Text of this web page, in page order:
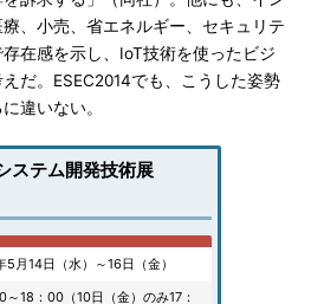
、小売、省エネルギー、セキュリテ
在感を示し、IoT技術を使ったビジ
だ。ESEC2014でも、こうした姿勢
違いない。
ステム開発技術展
5月14日（水）～16日（金）
～18：00（10日（金）のみ17：